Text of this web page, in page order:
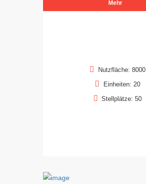
Mehr
Nutzfläche: 8000
Einheiten: 20
Stellplätze: 50